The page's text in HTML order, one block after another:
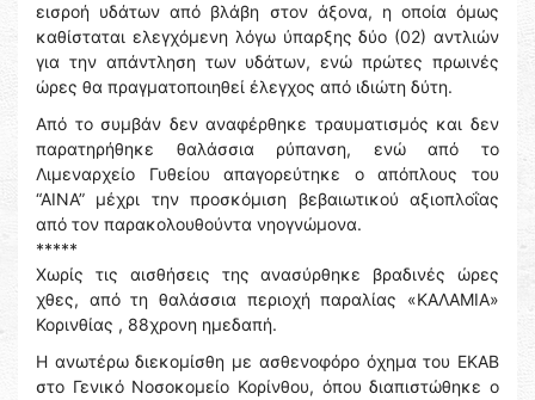
εισροή υδάτων από βλάβη στον άξονα, η οποία όμως
καθίσταται ελεγχόμενη λόγω ύπαρξης δύο (02) αντλιών
για την απάντληση των υδάτων, ενώ πρώτες πρωινές
ώρες θα πραγματοποιηθεί έλεγχος από ιδιώτη δύτη.
Από το συμβάν δεν αναφέρθηκε τραυματισμός και δεν
παρατηρήθηκε θαλάσσια ρύπανση, ενώ από το
Λιμεναρχείο Γυθείου απαγορεύτηκε ο απόπλους του
“ΑΙΝΑ” μέχρι την προσκόμιση βεβαιωτικού αξιοπλοΐας
από τον παρακολουθούντα νηογνώμονα.
*****
Χωρίς τις αισθήσεις της ανασύρθηκε βραδινές ώρες
χθες, από τη θαλάσσια περιοχή παραλίας «ΚΑΛΑΜΙΑ»
Κορινθίας , 88χρονη ημεδαπή.
Η ανωτέρω διεκομίσθη με ασθενοφόρο όχημα του ΕΚΑΒ
στο Γενικό Νοσοκομείο Κορίνθου, όπου διαπιστώθηκε ο